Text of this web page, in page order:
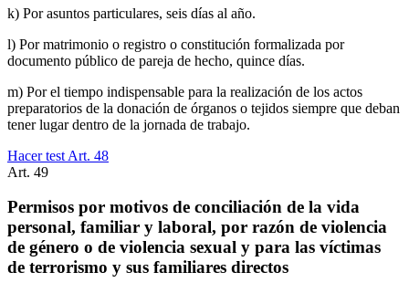
k) Por asuntos particulares, seis días al año.
l) Por matrimonio o registro o constitución formalizada por
documento público de pareja de hecho, quince días.
m) Por el tiempo indispensable para la realización de los actos
preparatorios de la donación de órganos o tejidos siempre que deban
tener lugar dentro de la jornada de trabajo.
Hacer test Art. 48
Art. 49
Permisos por motivos de conciliación de la vida
personal, familiar y laboral, por razón de violencia
de género o de violencia sexual y para las víctimas
de terrorismo y sus familiares directos